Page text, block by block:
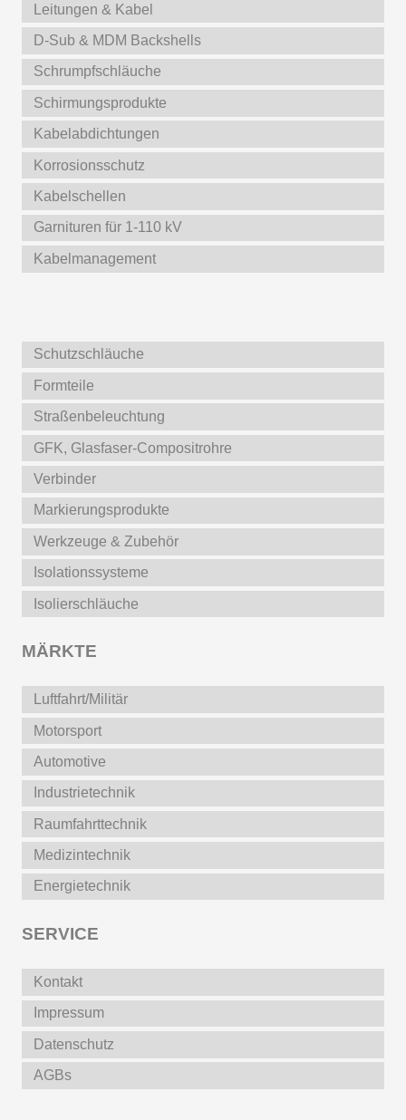
Leitungen & Kabel
D-Sub & MDM Backshells
Schrumpfschläuche
Schirmungsprodukte
Kabelabdichtungen
Korrosionsschutz
Kabelschellen
Garnituren für 1-110 kV
Kabelmanagement
Schutzschläuche
Formteile
Straßenbeleuchtung
GFK, Glasfaser-Compositrohre
Verbinder
Markierungsprodukte
Werkzeuge & Zubehör
Isolationssysteme
Isolierschläuche
MÄRKTE
Luftfahrt/Militär
Motorsport
Automotive
Industrietechnik
Raumfahrttechnik
Medizintechnik
Energietechnik
SERVICE
Kontakt
Impressum
Datenschutz
AGBs